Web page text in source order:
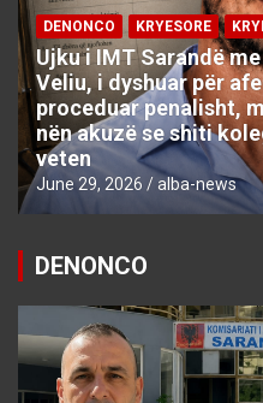
DENONCO KRYESORE
Ujku i IMT Sarandë
Veliu, i dyshuar për
proceduar penalisht,
nën akuzë se shiti
veten
June 29, 2026 alba-news
DENONCO